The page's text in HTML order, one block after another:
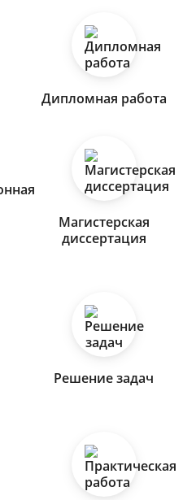
Дипломная работа
Магистерская
диссертация
Решение задач